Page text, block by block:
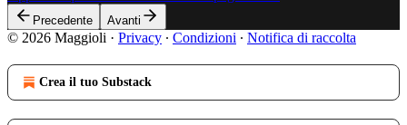
Precedente Avanti
© 2026 Maggioli · Privacy ∙ Condizioni ∙ Notifica di raccolta
Crea il tuo Substack